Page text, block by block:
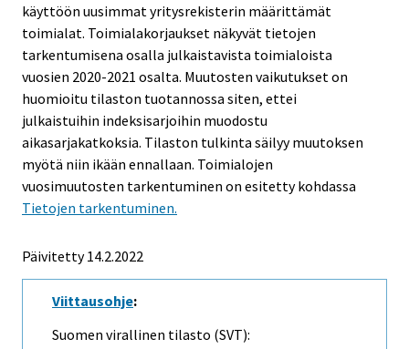
käyttöön uusimmat yritysrekisterin määrittämät
toimialat. Toimialakorjaukset näkyvät tietojen
tarkentumisena osalla julkaistavista toimialoista
vuosien 2020-2021 osalta. Muutosten vaikutukset on
huomioitu tilaston tuotannossa siten, ettei
julkaistuihin indeksisarjoihin muodostu
aikasarjakatkoksia. Tilaston tulkinta säilyy muutoksen
myötä niin ikään ennallaan. Toimialojen
vuosimuutosten tarkentuminen on esitetty kohdassa
Tietojen tarkentuminen.
Päivitetty 14.2.2022
Viittausohje:
Suomen virallinen tilasto (SVT):